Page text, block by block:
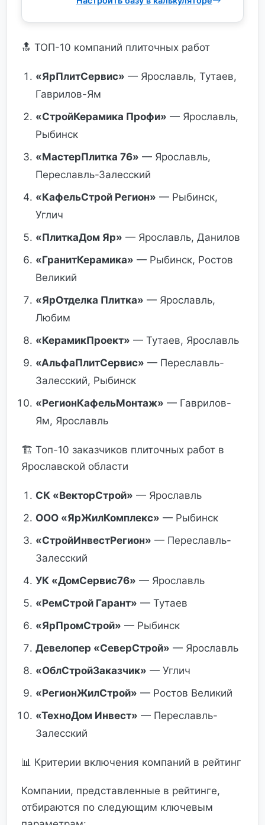
🔝 ТОП-10 компаний плиточных работ
«ЯрПлитСервис» — Ярославль, Тутаев,
Гаврилов-Ям
«СтройКерамика Профи» — Ярославль,
Рыбинск
«МастерПлитка 76» — Ярославль,
Переславль-Залесский
«КафельСтрой Регион» — Рыбинск,
Углич
«ПлиткаДом Яр» — Ярославль, Данилов
«ГранитКерамика» — Рыбинск, Ростов
Великий
«ЯрОтделка Плитка» — Ярославль,
Любим
«КерамикПроект» — Тутаев, Ярославль
«АльфаПлитСервис» — Переславль-
Залесский, Рыбинск
«РегионКафельМонтаж» — Гаврилов-
Ям, Ярославль
🏗️ Топ-10 заказчиков плиточных работ в
Ярославской области
СК «ВекторСтрой» — Ярославль
ООО «ЯрЖилКомплекс» — Рыбинск
«СтройИнвестРегион» — Переславль-
Залесский
УК «ДомСервис76» — Ярославль
«РемСтрой Гарант» — Тутаев
«ЯрПромСтрой» — Рыбинск
Девелопер «СеверСтрой» — Ярославль
«ОблСтройЗаказчик» — Углич
«РегионЖилСтрой» — Ростов Великий
«ТехноДом Инвест» — Переславль-
Залесский
📊 Критерии включения компаний в рейтинг
Компании, представленные в рейтинге,
отбираются по следующим ключевым